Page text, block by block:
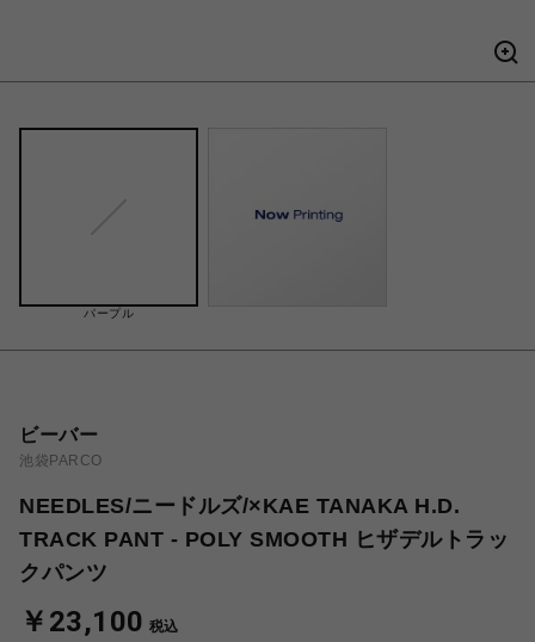
パープル
ビーバー
池袋PARCO
NEEDLES/ニードルズ/×KAE TANAKA H.D.
TRACK PANT - POLY SMOOTH ヒザデルトラッ
クパンツ
￥23,100 税込